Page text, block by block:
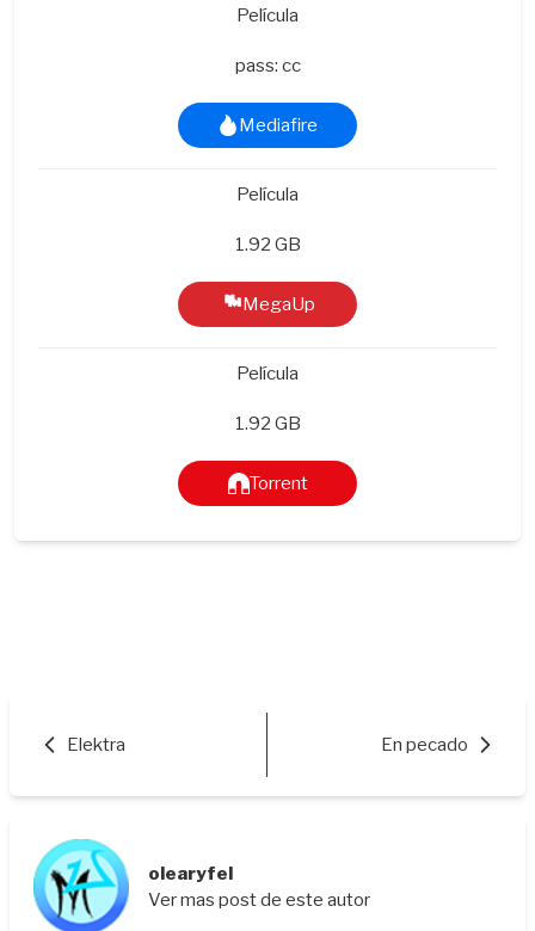
Película
pass: cc
Mediafire
Película
1.92 GB
MegaUp
Película
1.92 GB
Torrent
Elektra En pecado
olearyfel
Ver mas post de este autor